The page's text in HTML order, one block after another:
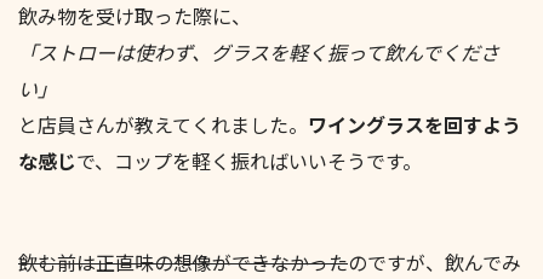
飲み物を受け取った際に、
「ストローは使わず、グラスを軽く振って飲んでくださ
い」
と店員さんが教えてくれました。 ワイングラスを回すよう
な感じで、コップを軽く振ればいいそうです。
飲む前は正直味の想像ができなかったのですが、飲んでみ